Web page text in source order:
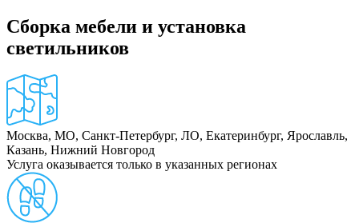
Сборка мебели и установка
светильников
Москва, МО, Санкт-Петербург, ЛО, Екатеринбург, Ярославль,
Казань, Нижний Новгород
Услуга оказывается только в указанных регионах